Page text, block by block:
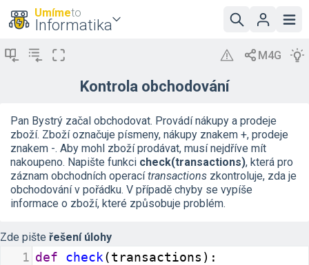
Umímeto
Informatika
Kontrola obchodování
Pan Bystrý začal obchodovat. Provádí nákupy a prodeje
zboží. Zboží označuje písmeny, nákupy znakem +, prodeje
znakem -. Aby mohl zboží prodávat, musí nejdříve mít
nakoupeno. Napište funkci check(transactions), která pro
záznam obchodních operacítransactions zkontroluje, zda je
obchodování v pořádku. V případě chyby se vypíše
informace o zboží, které způsobuje problém.
Zde pište řešení úlohy
1 def check(transactions ):